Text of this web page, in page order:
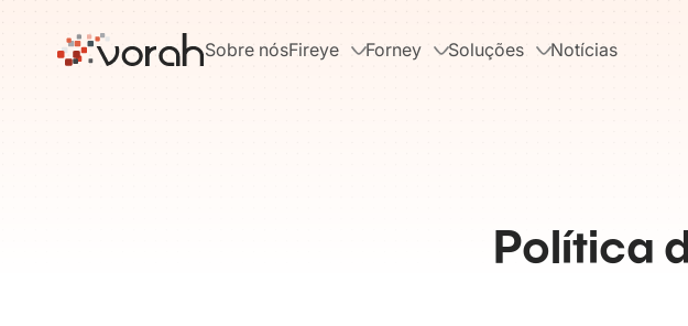
Sobre nósFireye Forney Soluções Notícias
Política